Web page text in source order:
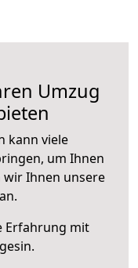
Umzug
kann viele
um Ihnen
wir Ihnen unsere
Erfahrung mit
.